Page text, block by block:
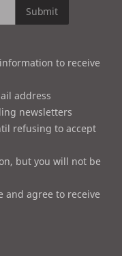
Submit
to receive
address
newsletters
refusing to accept
but you will not be
and agree to receive